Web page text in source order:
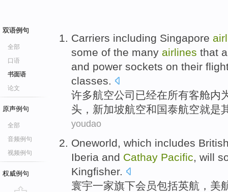
双语例句
全部
口语
书面语
论文
原声例句
全部
音频例句
视频例句
权威例句
Carriers including Singapore
some of the many airlines that
and power sockets on their
classes.
许多航空公司 已经在所有客舱内
头 ， 新加坡航空和国泰航空就是
youdao
Oneworld, which includes
Iberia and Cathay Pacific, will
Kingfisher.
寰宇一家旗下会员包括英航 ， 美